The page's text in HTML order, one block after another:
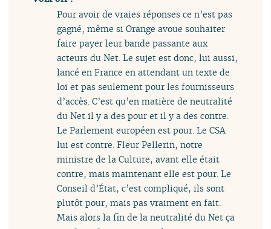
Pour avoir de vraies réponses ce n’est pas
gagné, même si Orange avoue souhaiter
faire payer leur bande passante aux
acteurs du Net. Le sujet est donc, lui aussi,
lancé en France en attendant un texte de
loi et pas seulement pour les fournisseurs
d’accès. C’est qu’en matière de neutralité
du Net il y a des pour et il y a des contre.
Le Parlement européen est pour. Le CSA
lui est contre. Fleur Pellerin, notre
ministre de la Culture, avant elle était
contre, mais maintenant elle est pour. Le
Conseil d’État, c’est compliqué, ils sont
plutôt pour, mais pas vraiment en fait.
Mais alors la fin de la neutralité du Net ça